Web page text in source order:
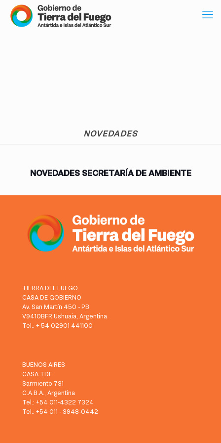
NOVEDADES
NOVEDADES SECRETARÍA DE AMBIENTE
TIERRA DEL FUEGO
CASA DE GOBIERNO
Av. San Martín 450 - PB
V9410BFR Ushuaia, Argentina
Tel.: + 54 02901 441100
BUENOS AIRES
CASA TDF
Sarmiento 731
C.A.B.A., Argentina
Tel.: +54 011-4322 7324
Tel.: +54 011 - 3948-0442